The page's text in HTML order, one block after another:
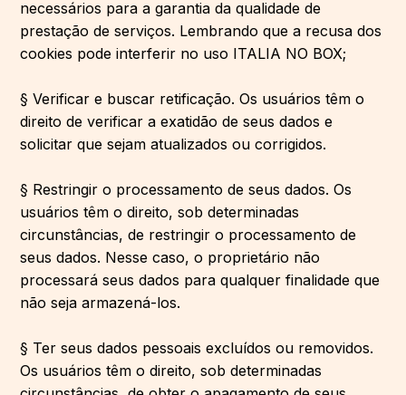
necessários para a garantia da qualidade de
prestação de serviços. Lembrando que a recusa dos
cookies pode interferir no uso ITALIA NO BOX;
§ Verificar e buscar retificação. Os usuários têm o
direito de verificar a exatidão de seus dados e
solicitar que sejam atualizados ou corrigidos.
§ Restringir o processamento de seus dados. Os
usuários têm o direito, sob determinadas
circunstâncias, de restringir o processamento de
seus dados. Nesse caso, o proprietário não
processará seus dados para qualquer finalidade que
não seja armazená-los.
§ Ter seus dados pessoais excluídos ou removidos.
Os usuários têm o direito, sob determinadas